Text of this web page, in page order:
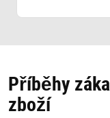
Příběhy
zboží